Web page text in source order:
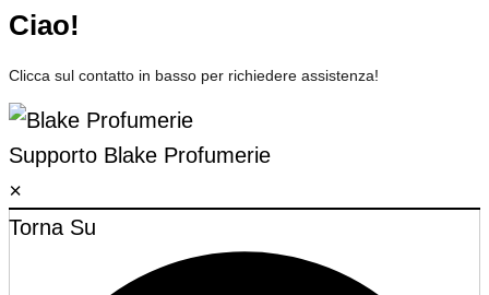
Ciao!
Clicca sul contatto in basso per richiedere assistenza!
Supporto Blake Profumerie
×
Torna Su